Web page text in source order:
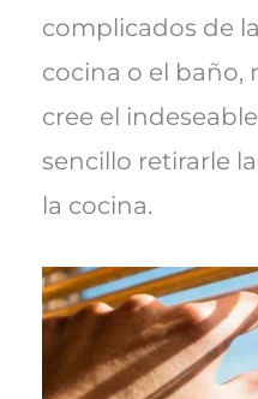
complicados de
cocina o el baño,
cree el
sencillo retirarle
la cocina.